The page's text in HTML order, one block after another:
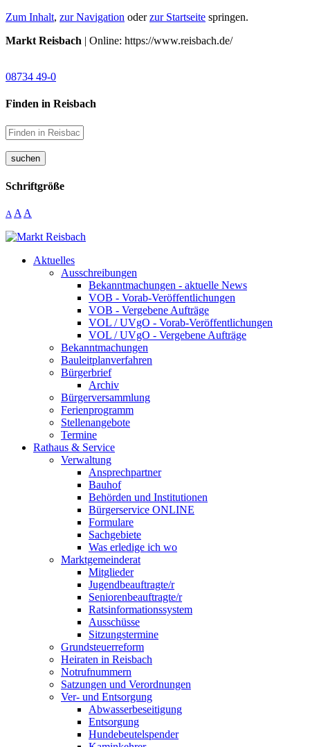
Zum Inhalt, zur Navigation oderzur Startseite springen.
Markt Reisbach | Online: https://www.reisbach.de/
08734 49-0
Finden in Reisbach
suchen
Schriftgröße
A A A
Aktuelles
Ausschreibungen
Bekanntmachungen - aktuelle News
VOB - Vorab-Veröffentlichungen
VOB - Vergebene Aufträge
VOL / UVgO - Vorab-Veröffentlichungen
VOL / UVgO - Vergebene Aufträge
Bekanntmachungen
Bauleitplanverfahren
Bürgerbrief
Archiv
Bürgerversammlung
Ferienprogramm
Stellenangebote
Termine
Rathaus & Service
Verwaltung
Ansprechpartner
Bauhof
Behörden und Institutionen
Bürgerservice ONLINE
Formulare
Sachgebiete
Was erledige ich wo
Marktgemeinderat
Mitglieder
Jugendbeauftragte/r
Seniorenbeauftragte/r
Ratsinformationssystem
Ausschüsse
Sitzungstermine
Grundsteuerreform
Heiraten in Reisbach
Notrufnummern
Satzungen und Verordnungen
Ver- und Entsorgung
Abwasserbeseitigung
Entsorgung
Hundebeutelspender